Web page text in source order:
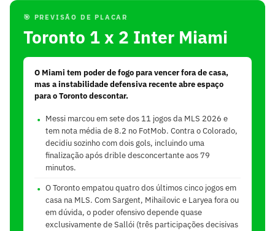
🎯 PREVISÃO DE PLACAR
Toronto 1 x 2 Inter Miami
O Miami tem poder de fogo para vencer fora de casa,
mas a instabilidade defensiva recente abre espaço
para o Toronto descontar.
Messi marcou em sete dos 11 jogos da MLS 2026 e
tem nota média de 8.2 no FotMob. Contra o Colorado,
decidiu sozinho com dois gols, incluindo uma
finalização após drible desconcertante aos 79
minutos.
O Toronto empatou quatro dos últimos cinco jogos em
casa na MLS. Com Sargent, Mihailovic e Laryea fora ou
em dúvida, o poder ofensivo depende quase
exclusivamente de Sallói (três participações decisivas